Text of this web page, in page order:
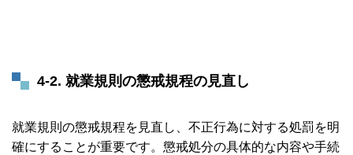
4-2. 就業規則の懲戒規程の見直し
就業規則の懲戒規程を見直し、不正行為に対する処罰を明
確にすることが重要です。懲戒処分の具体的な内容や手続